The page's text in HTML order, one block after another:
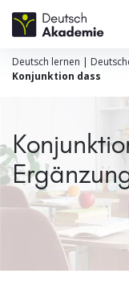
Deutsch lernen |
Konjunktion dass